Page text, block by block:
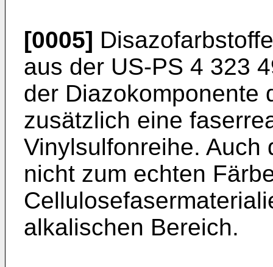
[0005]
aus der US-PS 4 323
der Diazokomponente
zusätzlich eine
Vinylsulfonreihe. Auch
nicht zum echten
alkalischen Bereich.